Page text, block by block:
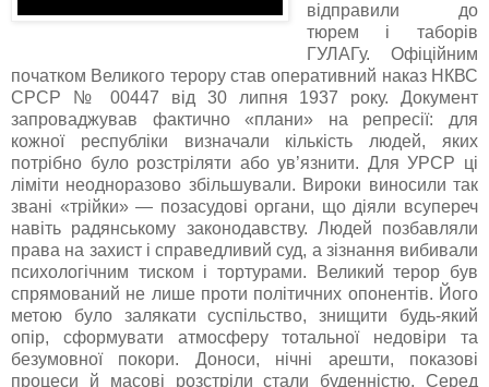
відправили до
тюрем і таборів
ГУЛАГу. Офіційним
початком Великого терору став оперативний наказ НКВС
СРСР № 00447 від 30 липня 1937 року. Документ
запроваджував фактично «плани» на репресії: для
кожної республіки визначали кількість людей, яких
потрібно було розстріляти або ув’язнити. Для УРСР ці
ліміти неодноразово збільшували. Вироки виносили так
звані «трійки» — позасудові органи, що діяли всупереч
навіть радянському законодавству. Людей позбавляли
права на захист і справедливий суд, а зізнання вибивали
психологічним тиском і тортурами. Великий терор був
спрямований не лише проти політичних опонентів. Його
метою було залякати суспільство, знищити будь-який
опір, сформувати атмосферу тотальної недовіри та
безумовної покори. Доноси, нічні арешти, показові
процеси й масові розстріли стали буденністю. Серед